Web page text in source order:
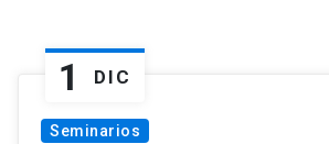
1 DIC
Seminarios